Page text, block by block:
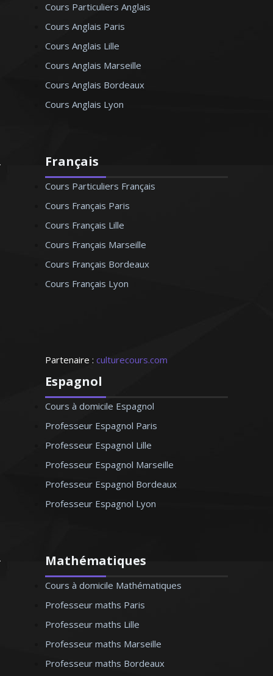
Cours Particuliers Anglais
Cours Anglais Paris
Cours Anglais Lille
Cours Anglais Marseille
Cours Anglais Bordeaux
Cours Anglais Lyon
Français
Cours Particuliers Français
Cours Français Paris
Cours Français Lille
Cours Français Marseille
Cours Français Bordeaux
Cours Français Lyon
Partenaire : culturecours.com
Espagnol
Cours à domicile Espagnol
Professeur Espagnol Paris
Professeur Espagnol Lille
Professeur Espagnol Marseille
Professeur Espagnol Bordeaux
Professeur Espagnol Lyon
Mathématiques
Cours à domicile Mathématiques
Professeur maths Paris
Professeur maths Lille
Professeur maths Marseille
Professeur maths Bordeaux